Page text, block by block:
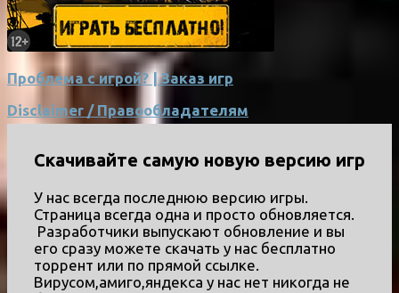
Проблема с игрой? | Заказ игр
Disclaimer / Правообладателям
Скачивайте самую новую версию игр
У нас всегда последнюю версию игры.
Страница всегда одна и просто обновляется.
Разработчики выпускают обновление и вы
его сразу можете скачать у нас бесплатно
торрент или по прямой ссылке.
Вирусом,амиго,яндекса у нас нет никогда не